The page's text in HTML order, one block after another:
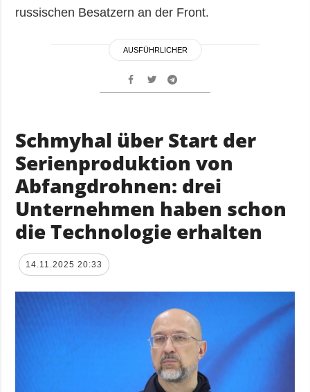
russischen Besatzern an der Front.
AUSFÜHRLICHER
Schmyhal über Start der
Serienproduktion von
Abfangdrohnen: drei
Unternehmen haben schon
die Technologie erhalten
14.11.2025 20:33